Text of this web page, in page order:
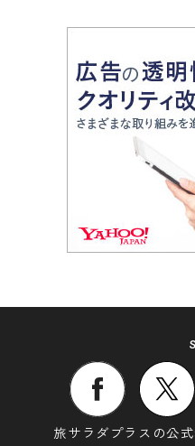
旅サラダプラスの公